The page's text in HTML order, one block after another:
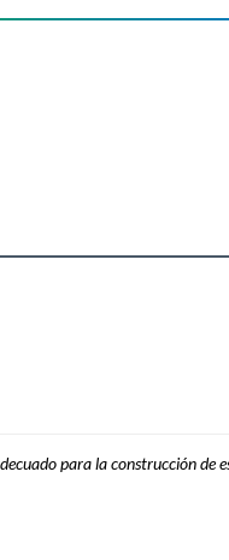
para madera y
los clavos para
para la construcción